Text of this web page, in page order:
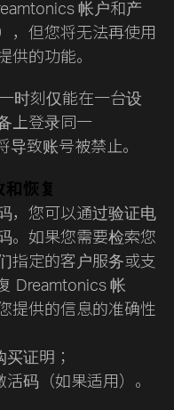
帐户和产
，但您将无法再使用
供的功能。
时刻仅能在一台设
上登录同一
导致账号被禁止。
恢复
，您可以通过验证电
。如果您需要检索您
指定的客户服务或支
Dreamtonics 帐
提供的信息的准确性
证明；
码（如果适用）。